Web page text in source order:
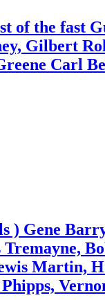
of the fast
Gilbert
Carl
) Gene
Martin,